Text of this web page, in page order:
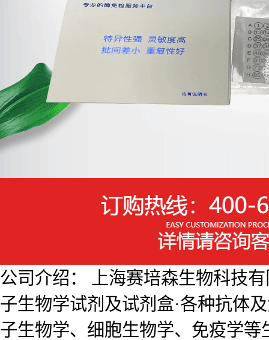
公司介绍： 上海赛培森生物科技有
子生物学试剂及试剂盒·各种抗体
子生物学、细胞生物学、免疫学